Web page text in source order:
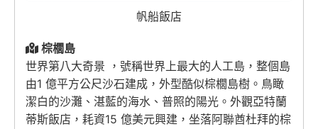
帆船飯店
棕櫚島
世界第八大奇景 ，號稱世界上最大的人工島，整個島
由1 億平方公尺沙石建成，外型酷似棕櫚島樹。鳥瞰
潔白的沙灘、湛藍的海水、普照的陽光。外觀亞特蘭
蒂斯飯店，耗資15 億美元興建，坐落阿聯酋杜拜的棕